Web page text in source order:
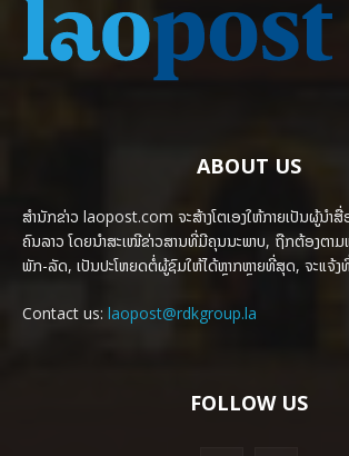
ABOUT US
ສຳນັກຂ່າວ laopost.com ຈະສ້າງໂຕເອງໃຫ້ກາຍເປັນຜູ້ນຳ
ຄົນລາວ ໂດຍນຳສະເໜີຂ່າວສານທີ່ມີຄຸນນະພາບ, ຖືກຕ້ອງຕາມ
ພັກ-ລັດ, ເປັນປະໂຫຍດຕໍ່ຜູ້ຊົມໃຫ້ໄດ້ຫຼາກຫຼາຍທີ່ສຸດ, ຈະແຈ້ງ
Contact us: laopost@rdkgroup.la
FOLLOW US